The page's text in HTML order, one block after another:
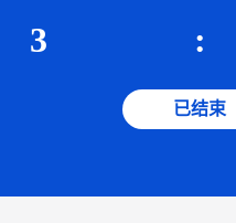
3 :
已结束